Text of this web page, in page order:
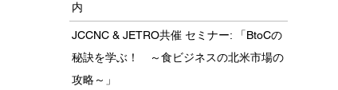
内
JCCNC & JETRO共催 セミナー: 「BtoCの
秘訣を学ぶ！ ～食ビジネスの北米市場の
攻略～」